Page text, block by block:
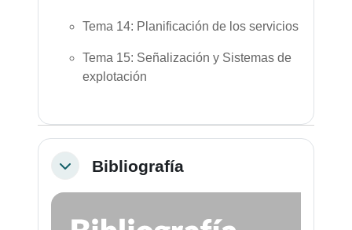
Tema 14: Planificación de los servicios
Tema 15: Señalización y Sistemas de
explotación
ColapsarBibliografía